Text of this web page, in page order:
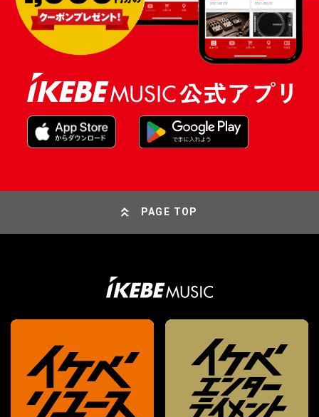
PAGE TOP